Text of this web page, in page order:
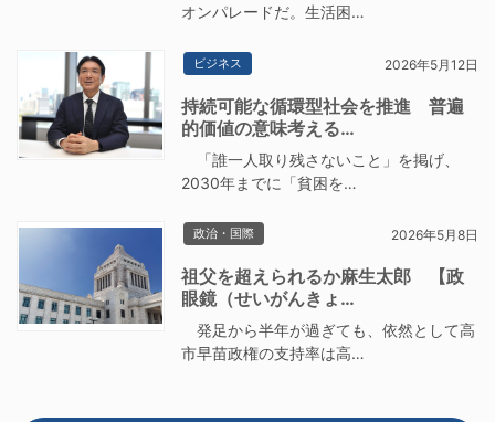
オンパレードだ。生活困…
ビジネス 2026年5月12日
持続可能な循環型社会を推進 普遍
的価値の意味考える…
「誰一人取り残さないこと」を掲げ、
2030年までに「貧困を…
政治・国際 2026年5月8日
祖父を超えられるか麻生太郎 【政
眼鏡（せいがんきょ…
発足から半年が過ぎても、依然として高
市早苗政権の支持率は高…